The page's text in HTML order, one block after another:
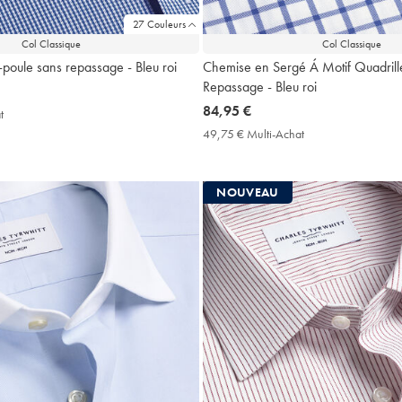
27 Couleurs
Col Classique
sans repassage - Bleu roi
Col Classique
Chemise en Sergé Á Motif
Repassage - Bleu roi
now
84,95
84,95 €
49,75 € Multi-Achat
Achat
Price
NOUVEAU